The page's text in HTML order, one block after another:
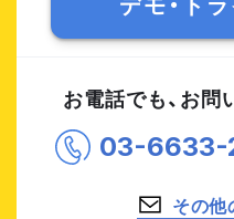
お電話でも、お
03-6633-
その他